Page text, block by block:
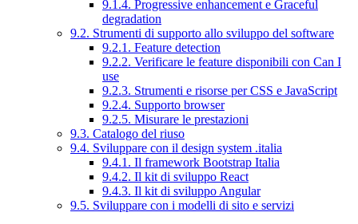
9.1.4. Progressive enhancement e Graceful
degradation
9.2. Strumenti di supporto allo sviluppo del software
9.2.1. Feature detection
9.2.2. Verificare le feature disponibili con Can I
use
9.2.3. Strumenti e risorse per CSS e JavaScript
9.2.4. Supporto browser
9.2.5. Misurare le prestazioni
9.3. Catalogo del riuso
9.4. Sviluppare con il design system .italia
9.4.1. Il framework Bootstrap Italia
9.4.2. Il kit di sviluppo React
9.4.3. Il kit di sviluppo Angular
9.5. Sviluppare con i modelli di sito e servizi